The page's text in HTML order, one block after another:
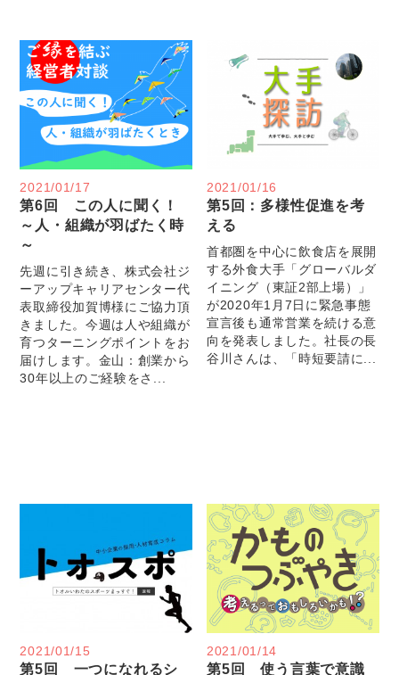
2021/01/17
第6回 この人に聞く！
～人・組織が羽ばたく時
～
先週に引き続き、株式会社ジ
ーアップキャリアセンター代
表取締役加賀博様にご協力頂
きました。今週は人や組織が
育つターニングポイントをお
届けします。金山：創業から
30年以上のご経験をさ...
2021/01/16
第5回：多様性促進を考
える
首都圏を中心に飲食店を展開
する外食大手「グローバルダ
イニング（東証2部上場）」
が2020年1月7日に緊急事態
宣言後も通常営業を続ける意
向を発表しました。社長の長
谷川さんは、「時短要請に...
2021/01/15
第5回 一つになれるシ
2021/01/14
第5回 使う言葉で意識